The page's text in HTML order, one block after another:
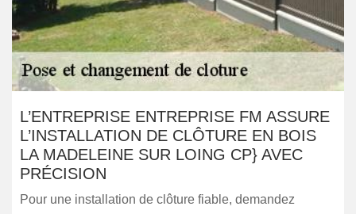
L’ENTREPRISE ENTREPRISE FM ASSURE
L’INSTALLATION DE CLÔTURE EN BOIS
LA MADELEINE SUR LOING CP} AVEC
PRÉCISION
Pour une installation de clôture fiable, demandez